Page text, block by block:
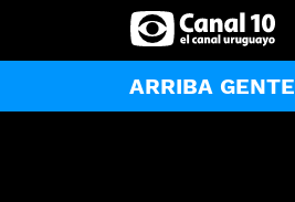
ARRIBA GENTE